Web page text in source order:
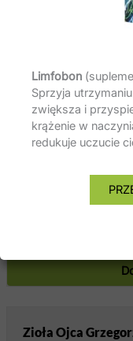
Limfobon
Sprzyja
zwiększa i
krążenie w
redukuje uczucie
Polecamy
Kupuj produkty
i aptekach!
Profilaktyka dla osób
farmaceuci w
przygotowane do
Zioła Ojca